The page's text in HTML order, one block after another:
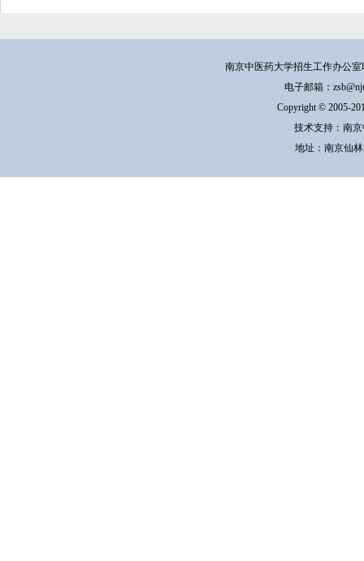
南京中医药大学招生工作办公室
电子邮箱：
Copyright © 2005-
技术支持：南
地址：南京仙